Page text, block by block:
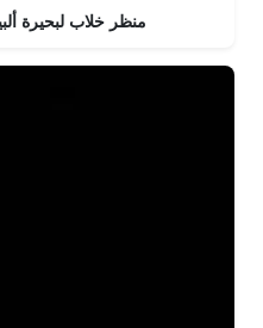
منظر خلاب لبحيرة